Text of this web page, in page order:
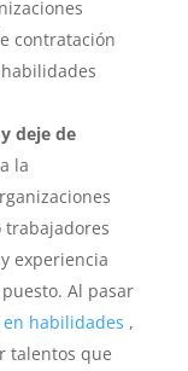
contratación
deje de
la
trabajadores
experiencia
Al pasar
habilidades ,
talentos que